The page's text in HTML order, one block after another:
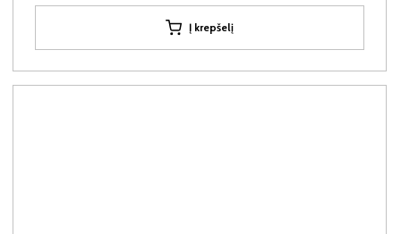
Į krepšelį